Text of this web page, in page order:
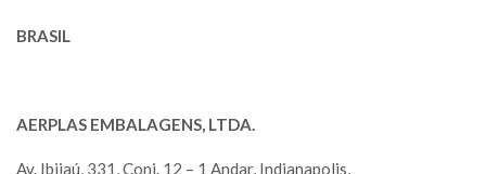
BRASIL
AERPLAS EMBALAGENS, LTDA.
Av. Ibijaú, 331, Conj. 12 – 1 Andar, Indianapolis,